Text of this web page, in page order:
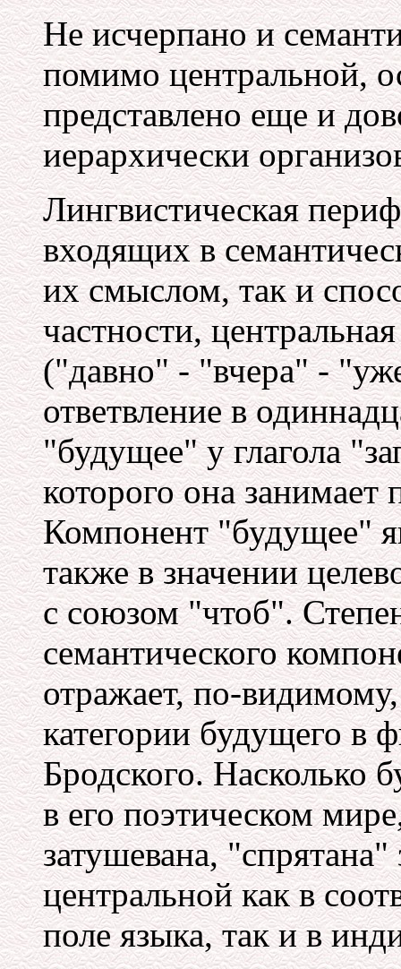
Не исчерпано и
помимо центральной,
представлено еще и
иерархически
Лингвистическая
входящих в
их смыслом, так и
частности,
("давно" - "вчера" -
ответвление в
"будущее" у глагола
которого она
Компонент "будущее"
также в значении
с союзом "чтоб".
семантического
отражает, по-
категории будущего в
Бродского. Насколько
в его поэтическом
затушевана,
центральной как в
поле языка, так и в